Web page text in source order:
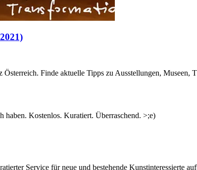
Finde aktuelle Tipps zu Ausstellungen, Museen,
Kostenlos. Kuratiert. Überraschend. >;e)
Service für neue und bestehende Kunstinteressierte